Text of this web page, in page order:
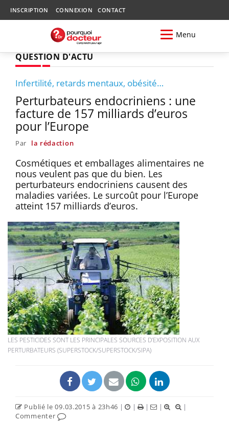
INSCRIPTION CONNEXION CONTACT
Menu
QUESTION D'ACTU
Infertilité, retards mentaux, obésité…
Perturbateurs endocriniens : une
facture de 157 milliards d’euros
pour l’Europe
Par la rédaction
Cosmétiques et emballages alimentaires ne
nous veulent pas que du bien. Les
perturbateurs endocriniens causent des
maladies variées. Le surcoût pour l’Europe
atteint 157 milliards d’euros.
LES PESTICIDES SONT LES PRINCIPALES SOURCES D'EXPOSITION AUX
PERTURBATEURS (SUPERSTOCK/SUPERSTOCK/SIPA)
Publié le 09.03.2015 à 23h46 | | | |
|
Commenter